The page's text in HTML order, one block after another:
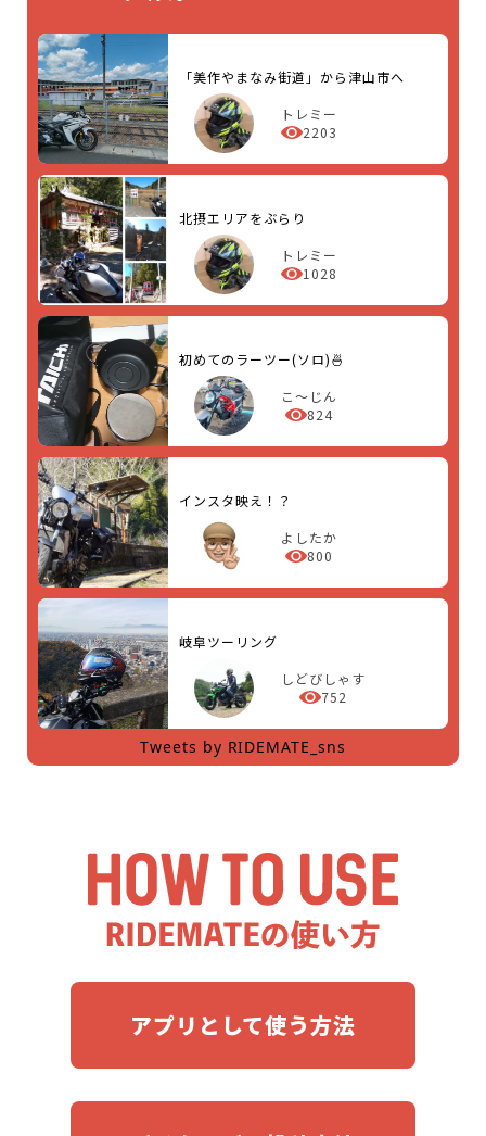
「美作やまなみ街道」から津山市へ
トレミー
2203
北摂エリアをぶらり
トレミー
1028
初めてのラーツー(ソロ)🍜
こ～じん
824
インスタ映え！？
よしたか
800
岐阜ツーリング
しどびしゃす
752
Tweets by RIDEMATE_sns
アプリとして使う方法